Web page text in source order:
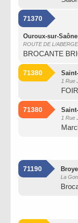
71370
Ouroux-sur-Saône
ROUTE DE L/
BROCANTE
71380
1 Rue
71380
1 Rue
71190 Broye
La